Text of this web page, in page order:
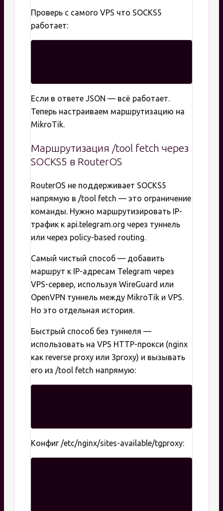
Проверь с самого VPS что SOCKS5
работает:
Если в ответе JSON — всё работает.
Теперь настраиваем маршрутизацию на
MikroTik.
Маршрутизация /tool fetch через
SOCKS5 в RouterOS
RouterOS не поддерживает SOCKS5
напрямую в /tool fetch — это ограничение
команды. Нужно маршрутизировать IP-
трафик к api.telegram.org через туннель
или через policy-based routing.
Самый чистый способ — добавить
маршрут к IP-адресам Telegram через
VPS-сервер, используя WireGuard или
OpenVPN туннель между MikroTik и VPS.
Но это отдельная история.
Быстрый способ без туннеля —
использовать на VPS HTTP-прокси (nginx
как reverse proxy или 3proxy) и вызывать
его из /tool fetch напрямую:
Конфиг /etc/nginx/sites-available/tgproxy: